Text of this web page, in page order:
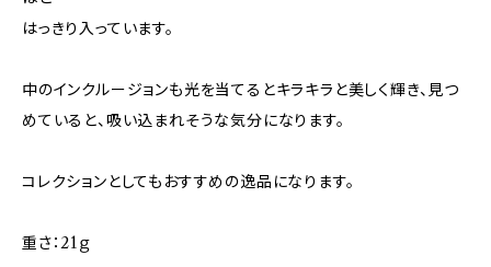
はっきり入っています。
中のインクルージョンも光を当てるとキラキラと美しく輝き、見つ
めていると、吸い込まれそうな気分になります。
コレクションとしてもおすすめの逸品になります。
重さ：21ｇ